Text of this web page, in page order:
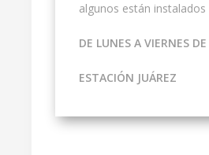
algunos están instalados
DE LUNES A VIERNES
ESTACIÓN JUÁREZ